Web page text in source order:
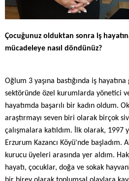
Çocuğunuz olduktan sonra iş
mücadeleye nasıl döndünüz?
Oğlum 3 yaşına bastığında iş
sektöründe özel kurumlarda yönetici
hayatımda başarılı bir kadın oldum.
araştırmayı seven biri olarak birçok
çalışmalara katıldım. İlk olarak, 1997
Erzurum Kazancı Köyü'nde başladım.
kurucu üyeleri arasında yer aldım.
hayatı, çocuklar, doğa ve sokak